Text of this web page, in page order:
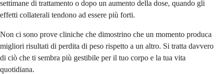
settimane di trattamento o dopo un aumento della dose, quando gli
effetti collaterali tendono ad essere più forti.
Non ci sono prove cliniche che dimostrino che un momento produca
migliori risultati di perdita di peso rispetto a un altro. Si tratta davvero
di ciò che ti sembra più gestibile per il tuo corpo e la tua vita
quotidiana.